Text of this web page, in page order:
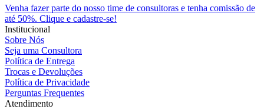
Venha fazer parte do nosso time de consultoras e tenha comissão de
até 50%. Clique e cadastre-se!
Institucional
Sobre Nós
Seja uma Consultora
Política de Entrega
Trocas e Devoluções
Política de Privacidade
Perguntas Frequentes
Atendimento